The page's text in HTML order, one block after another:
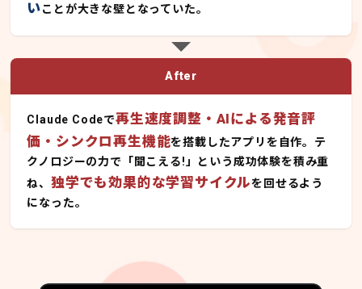
いことが大きな壁となっていた。
After
Claude Codeで再生速度調整・AIによる発音評
価・シンクロ再生機能を搭載したアプリを自作。テ
クノロジーの力で「聞こえる!」という成功体験を積み重
ね、独学でも効果的な学習サイクルを回せるよう
になった。